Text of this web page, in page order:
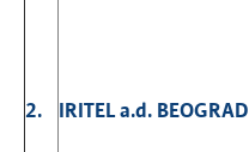
2. IRITEL a.d. BEOGRAD